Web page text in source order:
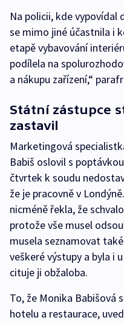
Na policii, kde vypovídal
se mimo jiné účastnila i
etapě vybavování
podílela na
a nákupu zařízení,“
Státní zástupce
zastavil
Marketingová
Babiš oslovil s
čtvrtek k soudu
že je pracovně v
nicméně řekla, že
protože vše musel
musela seznamovat
veškeré výstupy a byla i
cituje ji obžaloba.
To, že Monika Babišová
hotelu a restaurace,